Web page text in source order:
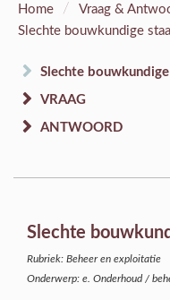
Home / Vraag &
Slechte bouwkundige
Slechte
VRAAG
ANTWOORD
Slechte
Rubriek: Beheer en exploitatie
Onderwerp: e. Onderhoud /